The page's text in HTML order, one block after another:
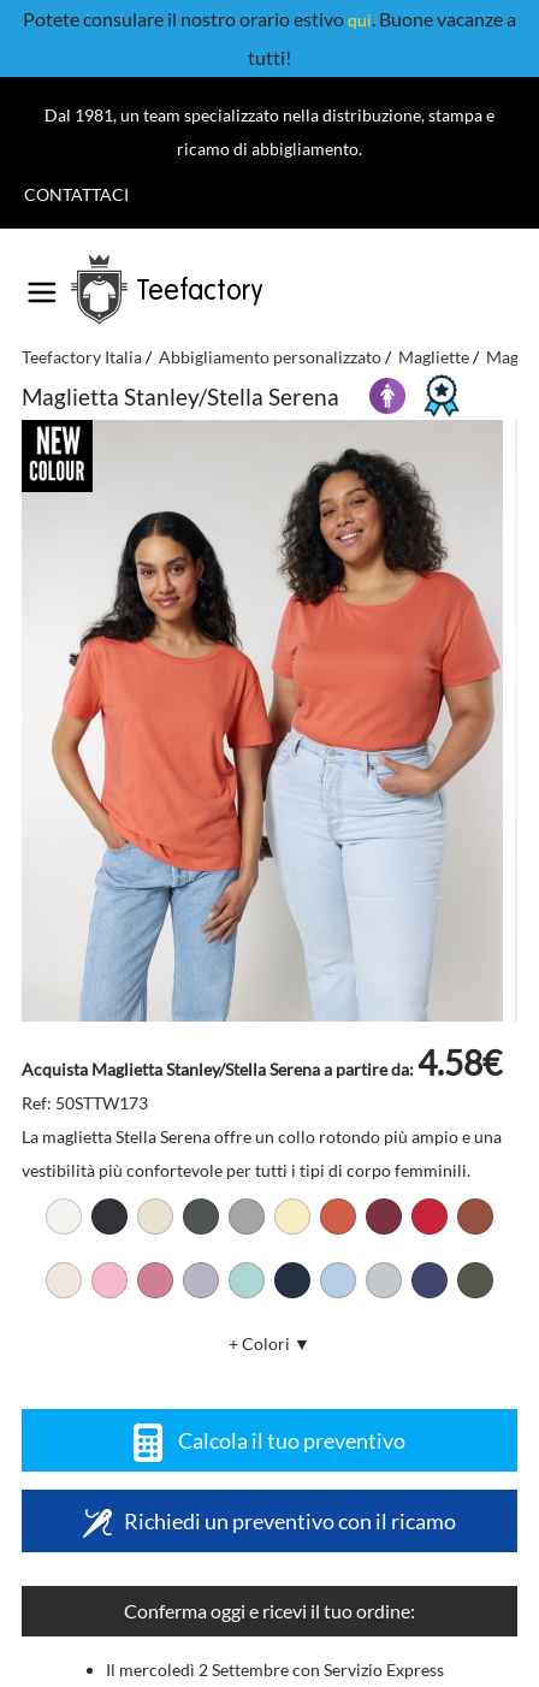
Potete consulare il nostro orario estivoqui. Buone vacanze a
tutti!
Dal 1981, un team specializzato nella distribuzione, stampa e
ricamo di abbigliamento.
CONTATTACI
Teefactory
Teefactory Italia Abbigliamento personalizzato Magliette
Maglietta Stanley/Stella Serena
Acquista Maglietta Stanley/Stella Serena a partire da:4.58€
Ref: 50STTW173
La maglietta Stella Serena offre un collo rotondo più ampio e una
vestibilità più confortevole per tutti i tipi di corpo femminili.
+ Colori ▼
Calcola il tuo preventivo
Richiedi un preventivo con il ricamo
Conferma oggi e ricevi il tuo ordine:
Il mercoledì 2 Settembre con Servizio Express